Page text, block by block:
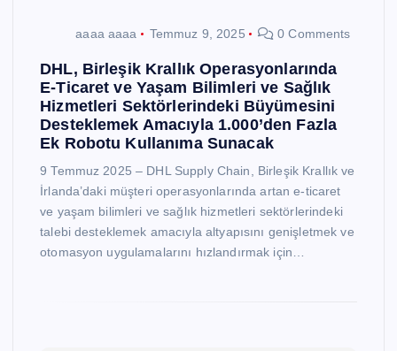
aaaa aaaa Temmuz 9, 2025 0 Comments
DHL, Birleşik Krallık Operasyonlarında
E-Ticaret ve Yaşam Bilimleri ve Sağlık
Hizmetleri Sektörlerindeki Büyümesini
Desteklemek Amacıyla 1.000’den Fazla
Ek Robotu Kullanıma Sunacak
9 Temmuz 2025 – DHL Supply Chain, Birleşik Krallık ve
İrlanda’daki müşteri operasyonlarında artan e-ticaret
ve yaşam bilimleri ve sağlık hizmetleri sektörlerindeki
talebi desteklemek amacıyla altyapısını genişletmek ve
otomasyon uygulamalarını hızlandırmak için…